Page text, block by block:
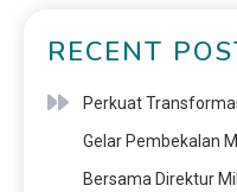
RECENT
Perkuat
Gelar Pembekalan
Bersama Direktur